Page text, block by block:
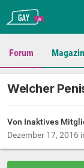
Gay.de
Forum Magazin
Welcher
Von Inaktives
Dezember 17, 2016